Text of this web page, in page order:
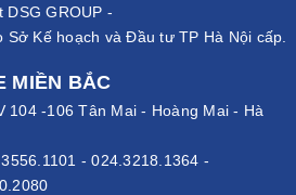
DSG GROUP -
Sở Kế hoạch và Đầu tư TP Hà Nội cấp.
MIỀN BẮC
104 -106 Tân Mai - Hoàng Mai - Hà
-024.3218.1364 -